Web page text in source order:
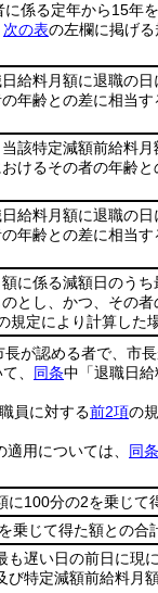
係る定年から15年
次の表の左欄に掲げる
給料月額に退職の
年齢との差に相当
該特定減額前給料
けるその者の年齢
給料月額に退職の
年齢との差に相当
に係る減額日のう
とし、かつ、その
規定により計算した
が認める者で、市
、 同条中「退職日
員に対する前2項の
適用については、 同条
に100分の2を乗じて
じて得た額との合
遅い日の前日に現
特定減額前給料月